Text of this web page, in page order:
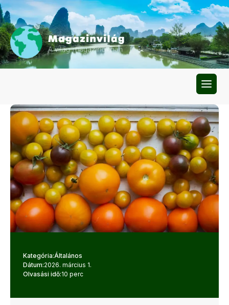
Kategória:Általános
Dátum:2026. március 1.
Olvasási idő:10 perc